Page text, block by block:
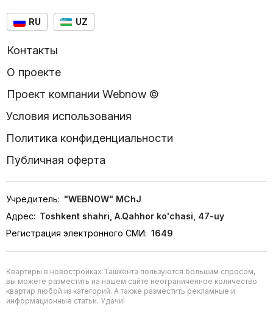
RU UZ
Контакты
О проекте
Проект компании Webnow ©
Условия использования
Политика конфиденциальности
Публичная оферта
Учредитель: "WEBNOW" MChJ
Адрес: Toshkent shahri, A.Qahhor ko'chasi, 47-uy
Регистрация электронного СМИ: 1649
Квартиры в новостройках Ташкента пользуются большим спросом,
вы можете разместить на нашем сайте неограниченное количество
квартир любой из категорий. А также разместить рекламные и
информационные статьи. Удачи!